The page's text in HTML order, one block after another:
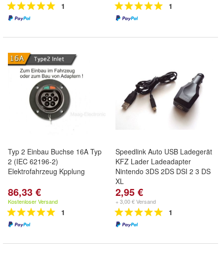
1 1
Typ 2 Einbau Buchse 16A Typ
2 (IEC 62196-2)
Elektrofahrzeug Kpplung
86,33 €
Kostenloser Versand
1
Speedlink Auto USB Ladegerät
KFZ Lader Ladeadapter
Nintendo 3DS 2DS DSI 2 3 DS
XL
2,95 €
+ 3,00 € Versand
1